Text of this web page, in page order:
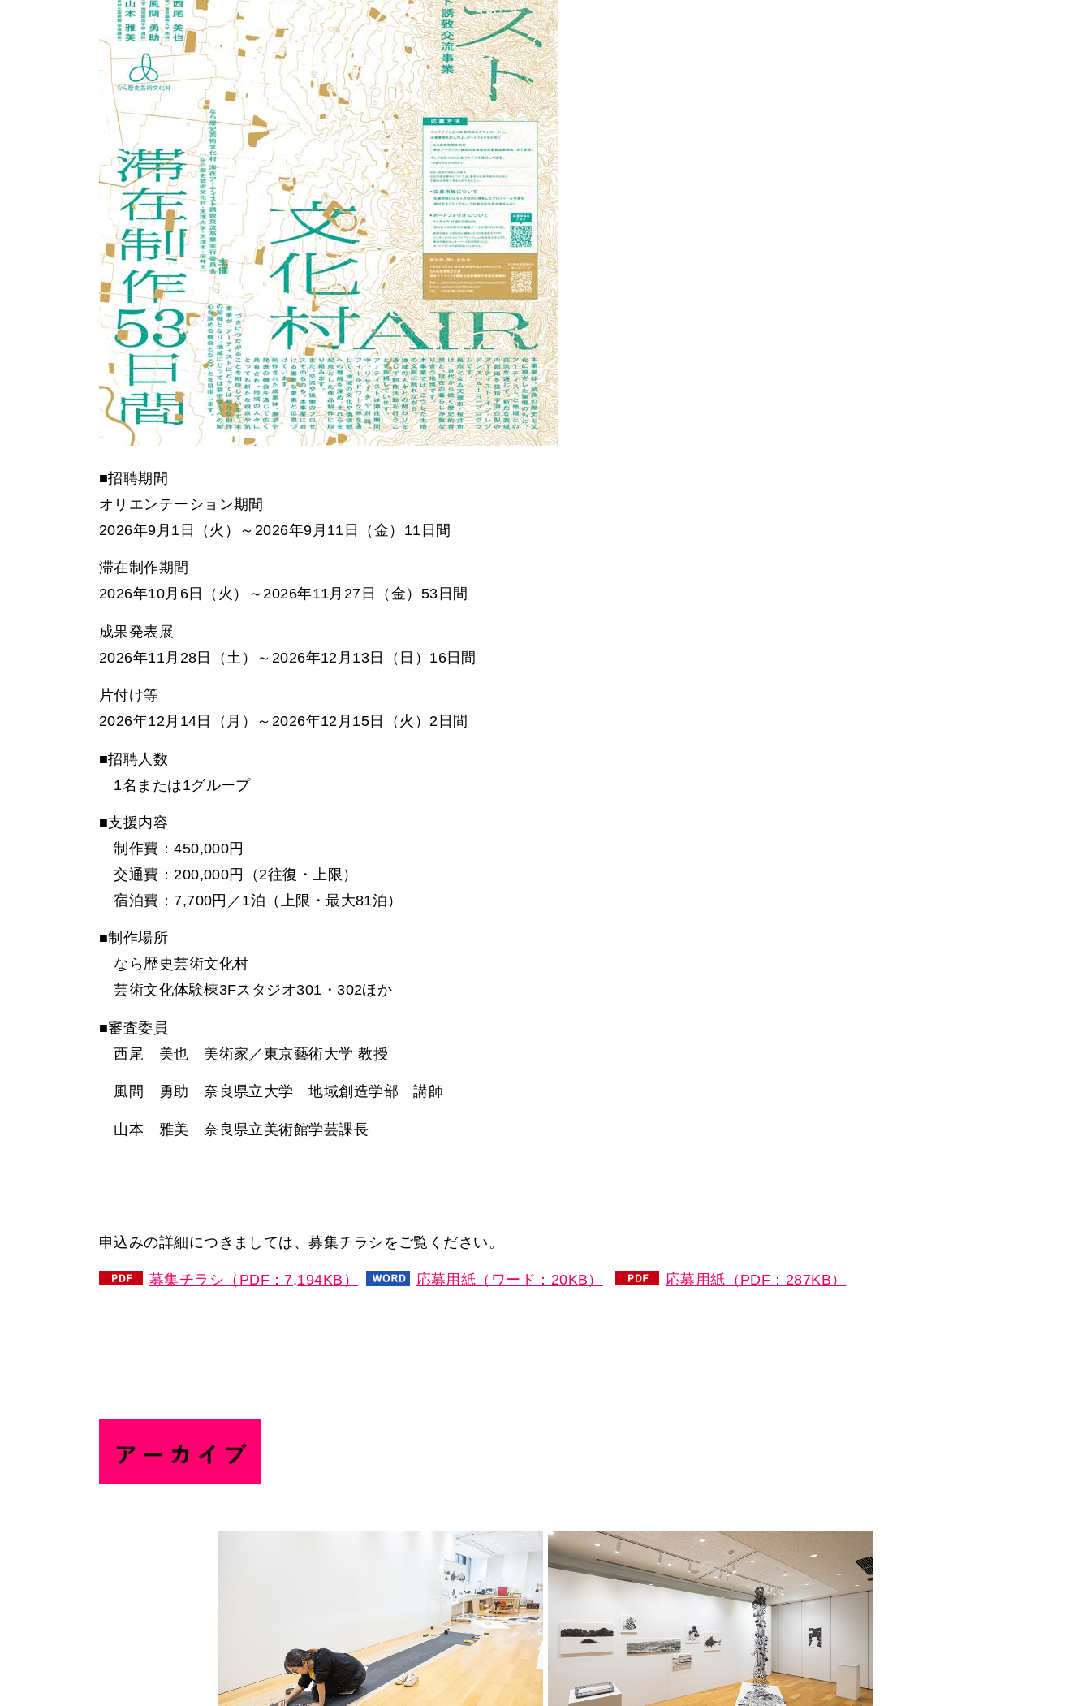
■招聘期間
オリエンテーション期間
2026年9月1日（火）～2026年9月11日（金）11日間
滞在制作期間
2026年10月6日（火）～2026年11月27日（金）53日間
成果発表展
2026年11月28日（土）～2026年12月13日（日）16日間
片付け等
2026年12月14日（月）～2026年12月15日（火）2日間
■招聘人数
1名または1グループ
■支援内容
制作費：450,000円
交通費：200,000円（2往復・上限）
宿泊費：7,700円／1泊（上限・最大81泊）
■制作場所
なら歴史芸術文化村
芸術文化体験棟3Fスタジオ301・302ほか
■審査委員
西尾 美也 美術家／東京藝術大学 教授
風間 勇助 奈良県立大学 地域創造学部 講師
山本 雅美 奈良県立美術館学芸課長
申込みの詳細につきましては、募集チラシをご覧ください。
募集チラシ（PDF：7,194KB） 応募用紙（ワード：20KB） 応募用紙（PDF：287KB）